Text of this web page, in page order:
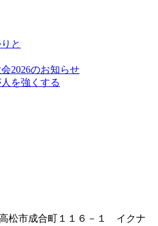
と
2026のお知らせ
を強くする
松市成合町１１６－１ イクナ